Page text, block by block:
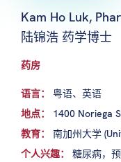
Kam Ho Luk,
陆锦浩 药学博士
药房
语言： 粤语、英语
地点：
1400 Noriega
教育：
南加州大学
个人兴趣：
糖尿病，